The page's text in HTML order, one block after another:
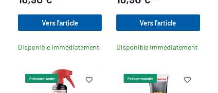
Vers l'article
Disponible immédiatement
Vers l'article
Disponible immédiatement
Précommander Précommander